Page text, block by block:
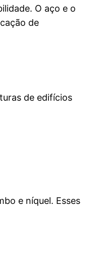
O aço e o
de
de edifícios
e níquel. Esses